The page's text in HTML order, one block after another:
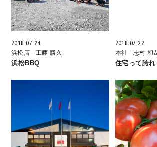
nattoku住宅 10のこだわり
家具まで標準仕様の空間コーデ
身体に優しい自然素材の家
2018.07.24
浜松店 - 工藤 勝久
浜松BBQ
2018.07.22
本社 - 志村 和
住宅って誇